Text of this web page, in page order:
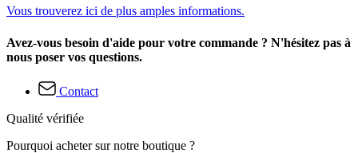
Vous trouverez ici de plus amples informations.
Avez-vous besoin d'aide pour votre commande ? N'hésitez pas à
nous poser vos questions.
Contact
Qualité vérifiée
Pourquoi acheter sur notre boutique ?